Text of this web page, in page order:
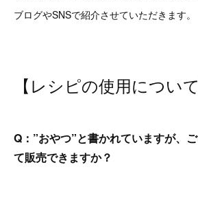
ブログやSNSで紹介させていただきます。
【レシピの使用について
Q：”おやつ”と書かれていますが、
て販売できますか？